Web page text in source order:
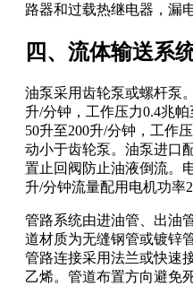
路器和过载热继电器，漏
四、流体输送系
油泵采用齿轮泵或螺杆泵
升/分钟，工作压力0.4兆
50升至200升/分钟，工作
动小于齿轮泵。油泵进口
置止回阀防止油液倒流。
升/分钟流量配用电机功率
管路系统由进油管、出油
道材质为无缝钢管或镀锌
管路连接采用法兰或快速
乙烯。管道布置方向避免